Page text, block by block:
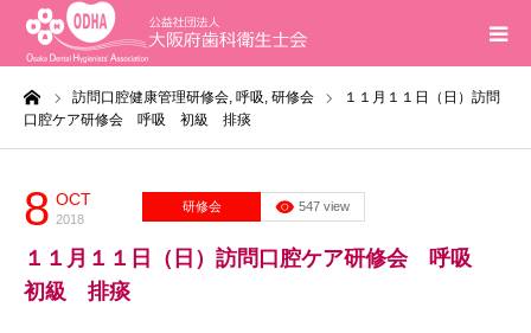
訪問口腔健康管理研修会, 呼吸, 研修会
１１月１１日（日）訪問
口腔ケア研修会 呼吸 初級 排痰
8 OCT
2018
研修会 547 view
１１月１１日（日）訪問口腔ケア研修会 呼吸
初級 排痰
ホーム
活動報告